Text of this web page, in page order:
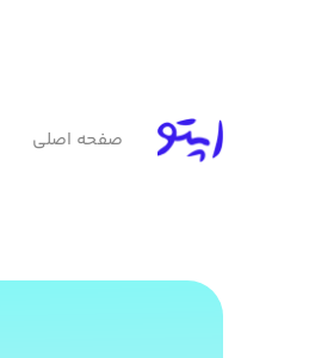
صفحه اصلی